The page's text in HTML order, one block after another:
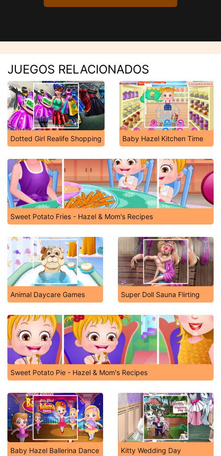
JUEGOS RELACIONADOS
Dotted Girl Realife Shopping Baby Hazel Kitchen Time
Sweet Potato Fries - Hazel & Mom's Recipes
Animal Daycare Games Super Doll Sauna Flirting
Sweet Potato Pie - Hazel & Mom's Recipes